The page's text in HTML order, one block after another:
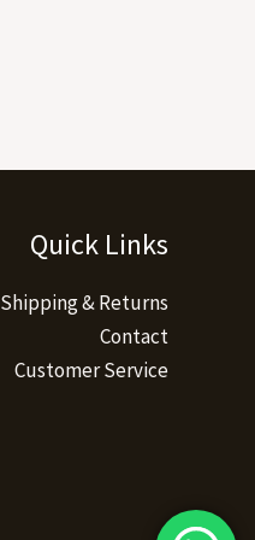
Quick Links
Shipping & Returns
Contact
Customer Service